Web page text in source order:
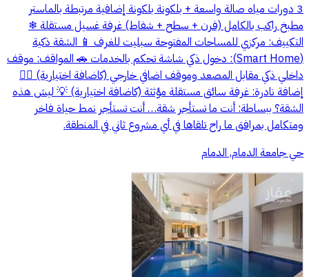
3 دورات مياه صالة واسعة + بلكونة بلكونة إضافية مرتبطة بالماستر
مطبخ راكب بالكامل (فرن + سطح + شفاط) غرفة غسيل مستقلة ❄
التكييف: مركزي للمساحات المفتوحة سبليت للغرف 📱 الشقة ذكية
(Smart Home): دخول ذكي شاشة تحكم بالخدمات 🚗 المواقف: موقف
داخلي ذكي مقابل المصعد وموقف اضافي خارجي (كاضافة اختيارية) 👨‍✈️
إضافة نادرة: غرفة سائق مستقلة مؤثثة (كاضافة اختيارية) 💡 ليش هذه
الشقة؟ ببساطة: أنت ما تستأجر شقة… أنت تستأجر نمط حياة فاخر
ومتكامل بمرافق ما راح تلقاها في أي مشروع ثاني في المنطقة.
حي جامعة الدمام, الدمام